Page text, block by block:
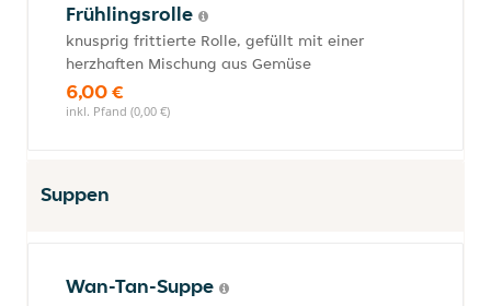
Frühlingsrolle
knusprig frittierte Rolle, gefüllt mit einer
herzhaften Mischung aus Gemüse
6,00 €
inkl. Pfand (0,00 €)
Suppen
Wan-Tan-Suppe